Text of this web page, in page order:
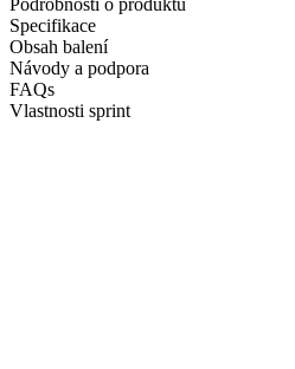
Specifikace
Obsah balení
Návody a podpora
FAQs
Vlastnosti sprint